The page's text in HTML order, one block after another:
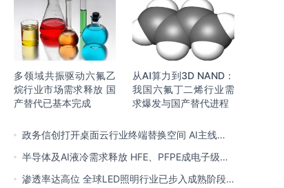
多领域共振驱动六氟乙
烷行业市场需求释放 国
产替代已基本完成
从AI算力到3D NAND：
我国六氟丁二烯行业需
求爆发与国产替代进程
政务信创打开桌面云行业终端替换空间 AI主线重
塑竞争逻辑 中国本土厂商全面反超
半导体及AI液冷需求释放 HFE、PFPE成电子级氟
化液行业主流 3M退场下国产高端突破加速
渗透率达高位 全球LED照明行业已步入成熟阶段